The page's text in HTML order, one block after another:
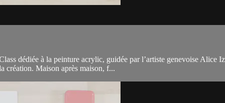
dédiée à la peinture acrylic, guidée par l’artiste genevoise Alice
création. Maison après maison, f...